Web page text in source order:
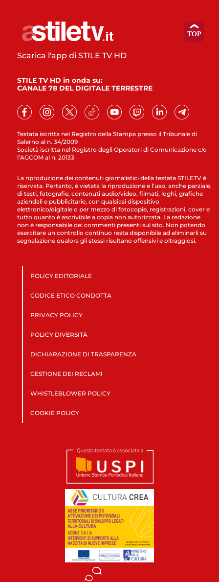
Testata iscritta nel Registro della Stampa presso il Tribunale di
Salerno al n. 34/2009
Società iscritta nel Registro degli Operatori di Comunicazione c/o
l’AGCOM al n. 20133
Scarica l'app di STILE TV HD
STILE TV HD in onda su:
CANALE 78 DEL DIGITALE TERRESTRE
La riproduzione dei contenuti giornalistici della testata STILETV è
riservata. Pertanto, è vietata la riproduzione e l’uso, anche parziale,
di testi, fotografie, contenuti audio/video, filmati, loghi, grafiche
aziendali e pubblicitarie, con qualsiasi dispositivo
elettronico/digitale o per mezzo di fotocopie, registrazioni, cover e
tutto quanto è ascrivibile a copia non autorizzata. La redazione
non è responsabile dei commenti presenti sul sito. Non potendo
esercitare un controllo continuo resta disponibile ad eliminarli su
segnalazione qualora gli stessi risultano offensivi e oltraggiosi.
POLICY EDITORIALE
CODICE ETICO CONDOTTA
PRIVACY POLICY
POLICY DIVERSITÀ
DICHIARAZIONE DI TRASPARENZA
GESTIONE DEI RECLAMI
WHISTLEBLOWER POLICY
COOKIE POLICY